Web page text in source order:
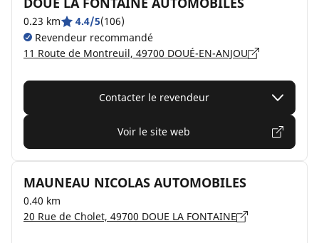
0.23 km 4.4/5(106)
Revendeur recommandé
11 Route de Montreuil, 49700 DOUÉ-EN-ANJOU
Contacter le revendeur
Voir le site web
MAUNEAU NICOLAS AUTOMOBILES
0.40 km
20 Rue de Cholet, 49700 DOUE LA FONTAINE